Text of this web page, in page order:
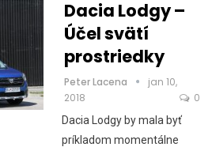
Dacia Lodgy –
Účel svätí
prostriedky
Peter Lacena
jan 10,
2018
0
Dacia Lodgy by mala byť
príkladom momentálne